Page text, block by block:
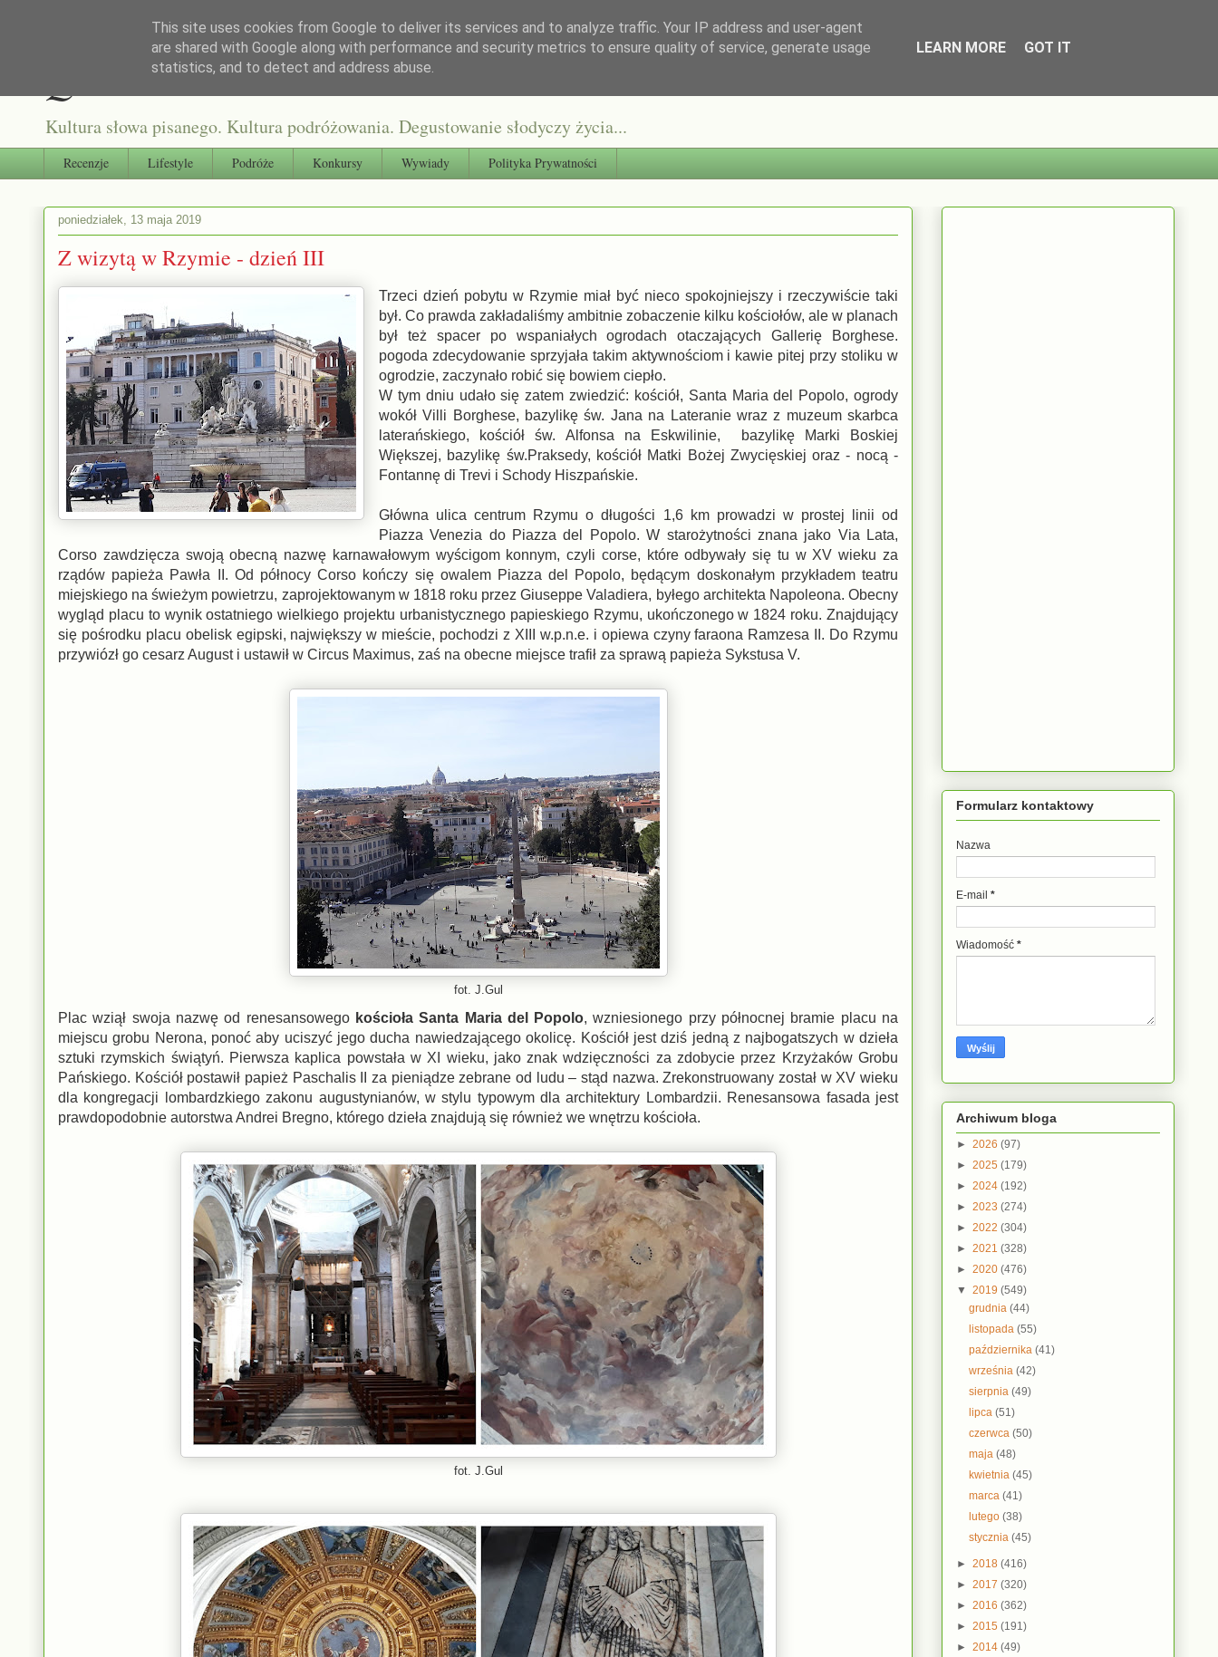
Qultura słowa
Kultura słowa pisanego. Kultura podróżowania. Degustowanie słodyczy życia...
Recenzje Lifestyle Podróże Konkursy Wywiady Polityka Prywatności
poniedziałek, 13 maja 2019
Z wizytą w Rzymie - dzień III
Trzeci dzień pobytu w Rzymie miał być nieco spokojniejszy i rzeczywiście taki
był. Co prawda zakładaliśmy ambitnie zobaczenie kilku kościołów, ale w planach
był też spacer po wspaniałych ogrodach otaczających Gallerię Borghese.
pogoda zdecydowanie sprzyjała takim aktywnościom i kawie pitej przy stoliku w
ogrodzie, zaczynało robić się bowiem ciepło.
W tym dniu udało się zatem zwiedzić: kościół, Santa Maria del Popolo, ogrody
wokół Villi Borghese, bazylikę św. Jana na Lateranie wraz z muzeum skarbca
laterańskiego, kościół św. Alfonsa na Eskwilinie, bazylikę Marki Boskiej
Większej, bazylikę św.Praksedy, kościół Matki Bożej Zwycięskiej oraz - nocą -
Fontannę di Trevi i Schody Hiszpańskie.
Główna ulica centrum Rzymu o długości 1,6 km prowadzi w prostej linii od
Piazza Venezia do Piazza del Popolo. W starożytności znana jako Via Lata,
Corso zawdzięcza swoją obecną nazwę karnawałowym wyścigom konnym, czyli corse, które odbywały się tu w XV wieku za
rządów papieża Pawła II. Od północy Corso kończy się owalem Piazza del Popolo, będącym doskonałym przykładem teatru
miejskiego na świeżym powietrzu, zaprojektowanym w 1818 roku przez Giuseppe Valadiera, byłego architekta Napoleona. Obecny
wygląd placu to wynik ostatniego wielkiego projektu urbanistycznego papieskiego Rzymu, ukończonego w 1824 roku. Znajdujący
się pośrodku placu obelisk egipski, największy w mieście, pochodzi z XIII w.p.n.e. i opiewa czyny faraona Ramzesa II. Do Rzymu
przywiózł go cesarz August i ustawił w Circus Maximus, zaś na obecne miejsce trafił za sprawą papieża Sykstusa V.
fot. J.Gul
Plac wziął swoja nazwę od renesansowego kościoła Santa Maria del Popolo, wzniesionego przy północnej bramie placu na
miejscu grobu Nerona, ponoć aby uciszyć jego ducha nawiedzającego okolicę. Kościół jest dziś jedną z najbogatszych w dzieła
sztuki rzymskich świątyń. Pierwsza kaplica powstała w XI wieku, jako znak wdzięczności za zdobycie przez Krzyżaków Grobu
Pańskiego. Kościół postawił papież Paschalis II za pieniądze zebrane od ludu – stąd nazwa. Zrekonstruowany został w XV wieku
dla kongregacji lombardzkiego zakonu augustynianów, w stylu typowym dla architektury Lombardzii. Renesansowa fasada jest
prawdopodobnie autorstwa Andrei Bregno, którego dzieła znajdują się również we wnętrzu kościoła.
fot. J.Gul
Formularz kontaktowy
Nazwa
E-mail *
Wiadomość *
Archiwum bloga
► 2026 (97)
► 2025 (179)
► 2024 (192)
► 2023 (274)
► 2022 (304)
► 2021 (328)
► 2020 (476)
▼ 2019 (549)
grudnia(44)
listopada(55)
października(41)
września(42)
sierpnia(49)
lipca(51)
czerwca(50)
maja(48)
kwietnia(45)
marca(41)
lutego(38)
stycznia(45)
► 2018 (416)
► 2017 (320)
► 2016 (362)
► 2015 (191)
► 2014 (49)
This site uses cookies from Google to deliver its services and to analyze traffic. Your IP address and user-agent
are shared with Google along with performance and security metrics to ensure quality of service, generate usage
statistics, and to detect and address abuse.
LEARN MORE GOT IT